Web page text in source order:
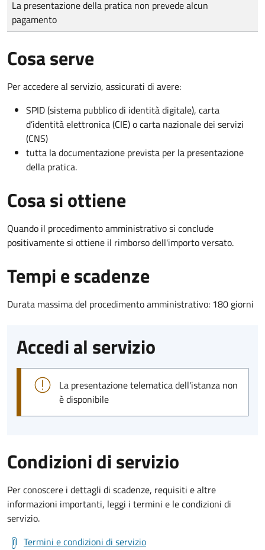
La presentazione della pratica non prevede alcun
pagamento
Cosa serve
Per accedere al servizio, assicurati di avere:
SPID (sistema pubblico di identità digitale), carta
d’identità elettronica (CIE) o carta nazionale dei servizi
(CNS)
tutta la documentazione prevista per la presentazione
della pratica.
Cosa si ottiene
Quando il procedimento amministrativo si conclude
positivamente si ottiene il rimborso dell'importo versato.
Tempi e scadenze
Durata massima del procedimento amministrativo: 180 giorni
Accedi al servizio
La presentazione telematica dell'istanza non
è disponibile
Condizioni di servizio
Per conoscere i dettagli di scadenze, requisiti e altre
informazioni importanti, leggi i termini e le condizioni di
servizio.
Termini e condizioni di servizio